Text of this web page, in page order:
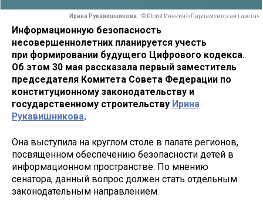
Ирина Рукавишникова. © Юрий Инякин/«Парламентская газета»
Информационную безопасность
несовершеннолетних планируется учесть
при формировании будущего Цифрового кодекса.
Об этом 30 мая рассказала первый заместитель
председателя Комитета Совета Федерации по
конституционному законодательству и
государственному строительству Ирина
Рукавишникова.
Она выступила на круглом столе в палате регионов,
посвященном обеспечению безопасности детей в
информационном пространстве. По мнению
сенатора, данный вопрос должен стать отдельным
законодательным направлением.